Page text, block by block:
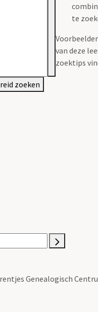
te
van deze
zoektips
zoeken
Genealogisch